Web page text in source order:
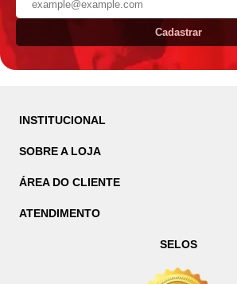
Cadastrar
INSTITUCIONAL
SOBRE A LOJA
ÁREA DO CLIENTE
ATENDIMENTO
SELOS